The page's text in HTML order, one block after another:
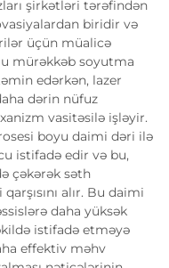
şirkətləri tərəfindən
biridir və
üçün müalicə
mürəkkəb soyutma
edərkən, lazer
dərin nüfuz
vasitəsilə işləyir.
boyu daimi dəri ilə
istifadə edir və bu,
çəkərək səth
alır. Bu daimi
daha yüksək
istifadə etməyə
effektiv məhv